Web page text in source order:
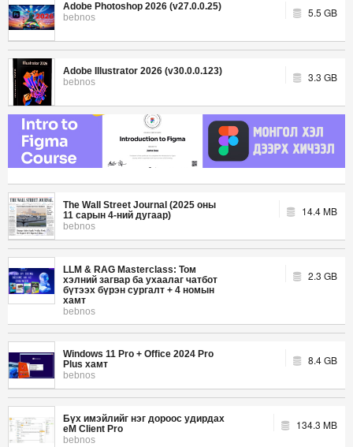
Adobe Photoshop 2026 (v27.0.0.25)
bebnos
5.5 GB
Adobe Illustrator 2026 (v30.0.0.123)
bebnos
3.3 GB
The Wall Street Journal (2025 оны
11 сарын 4-ний дугаар)
bebnos
14.4 MB
LLM & RAG Masterclass: Том
хэлний загвар ба ухаалаг чатбот
бүтээх бүрэн сургалт + 4 номын
хамт
bebnos
2.3 GB
Windows 11 Pro + Office 2024 Pro
Plus хамт
bebnos
8.4 GB
Бүх имэйлийг нэг дороос удирдах
eM Client Pro
bebnos
134.3 MB